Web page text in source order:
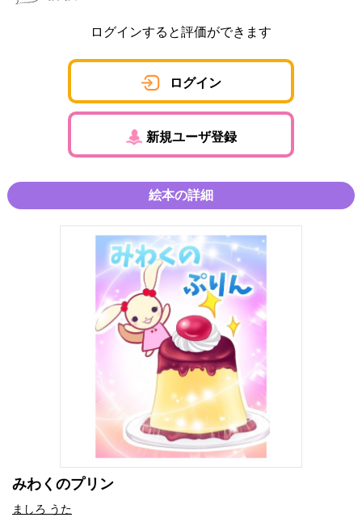
ログインすると評価ができます
ログイン
新規ユーザ登録
絵本の詳細
みわくのプリン
ましろ うた